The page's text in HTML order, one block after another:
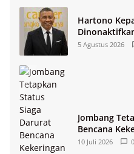
Hartono
Miliar Kas
5 Agustus 2026
Jombang
Bencana
10 Juli 2026 0